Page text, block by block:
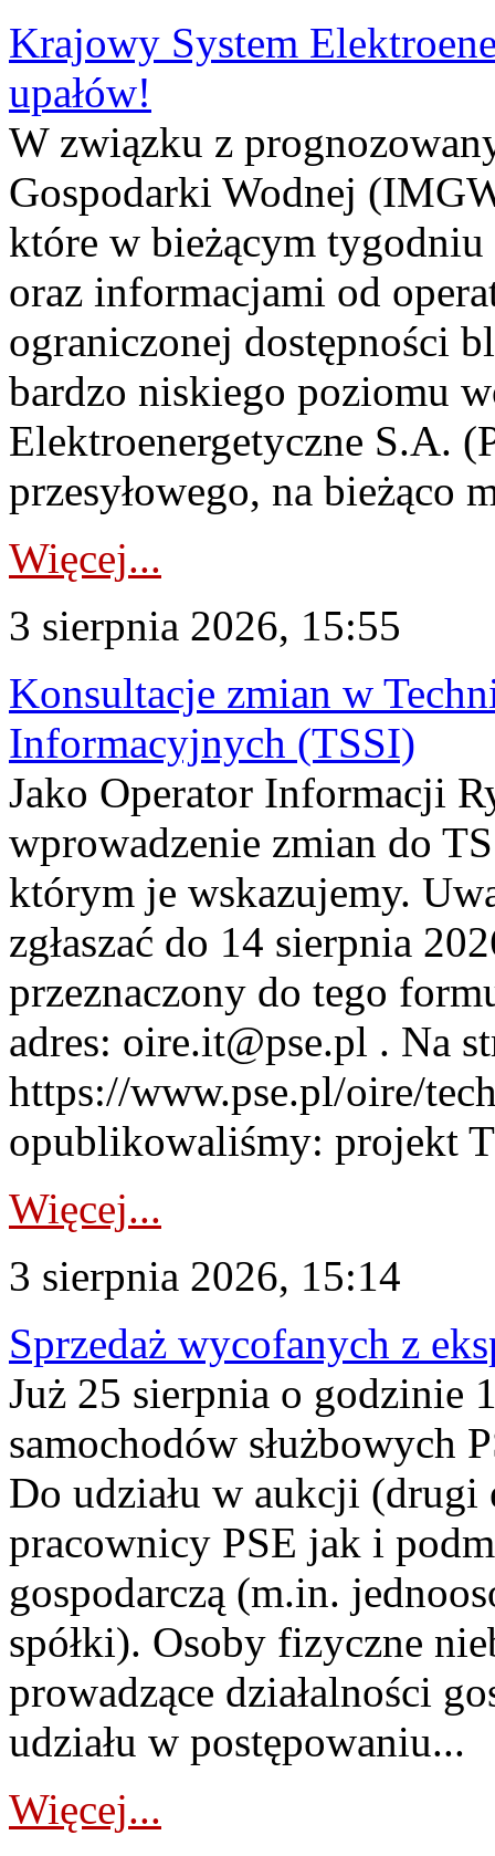
Krajowy System
upałów!
W związku z
Gospodarki Wodnej
które w bieżącym tygodniu
oraz informacjami od
ograniczonej dostępności
bardzo niskiego poziomu
Elektroenergetyczne S.A.
przesyłowego, na bieżąco
Więcej...
3 sierpnia 2026, 15:55
Konsultacje zmian w
Informacyjnych (TSSI)
Jako Operator Informacji
wprowadzenie zmian do
którym je wskazujemy.
zgłaszać do 14 sierpnia
przeznaczony do tego
adres: oire.it@pse.pl . Na
https://www.pse.pl/oire/
opublikowaliśmy: projekt
Więcej...
3 sierpnia 2026, 15:14
Sprzedaż wycofanych z
Już 25 sierpnia o godzinie
samochodów służbowych
Do udziału w aukcji (drugi
pracownicy PSE jak i
gospodarczą (m.in.
spółki). Osoby fizyczne
prowadzące działalności
udziału w postępowaniu...
Więcej...